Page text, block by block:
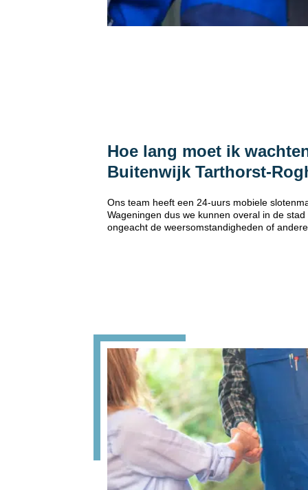
Hoe lang moet ik
Buitenwijk Tarthorst-
Ons team heeft een 24-uurs mobiele
Wageningen dus we kunnen overal in de
ongeacht de weersomstandigheden of